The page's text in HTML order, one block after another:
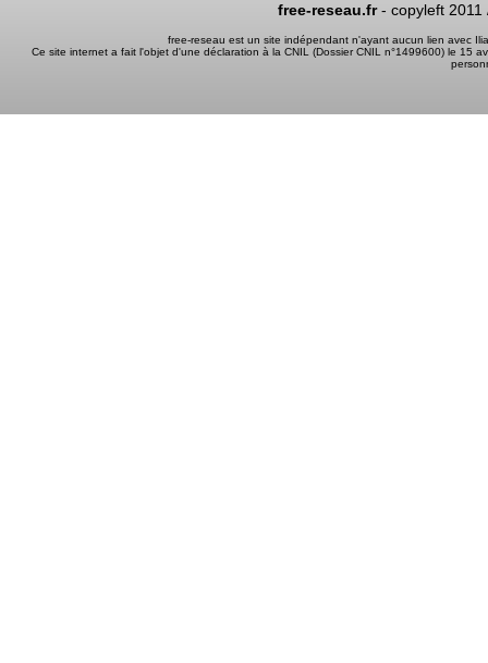
free-reseau.fr- copyleft 2011
free-reseau est un site indépendant n'ayant aucun lien avec
Ce site internet a fait l'objet d'une déclaration à la CNIL (Dossier CNIL n°1499600) le 15